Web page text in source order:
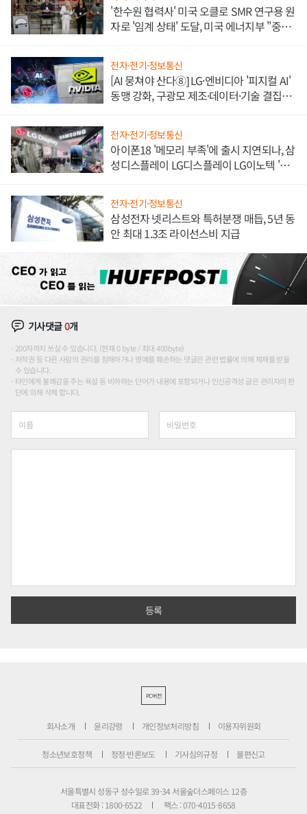
'한수원 협력사' 미국 오클로 SMR 연구용 원
자로 '임계 상태' 도달, 미국 에너지부 "중요
전자·전기·정보통신
[AI 뭉쳐야 산다⑧] LG·엔비디아 '피지컬 AI'
동맹 강화, 구광모 제조·데이터·기술 결집
전자·전기·정보통신
아이폰18 '메모리 부족'에 출시 지연되나, 삼
성디스플레이 LG디스플레이 LG이노텍 '탈
전자·전기·정보통신
삼성전자 넷리스트와 특허분쟁 매듭, 5년 동
안 최대 1.3조 라이선스비 지급
기사댓글0개
200자까지 쓰실 수 있습니다. (현재 0 byte / 최대 400byte)
저작권 등 다른 사람의 권리를 침해하거나 명예를 훼손하는 댓글은 관련 법률에 의해 제재를 받을
수 있습니다.
타인에게 불쾌감을 주는 욕설 등 비하하는 단어가 내용에 포함되거나 인신공격성 글은 관리자의 판
단에 의해 삭제 합니다.
PC버전
회사소개 윤리강령 개인정보처리방침 이용자위원회
청소년보호정책 정정·반론보도 기사심의규정 불편신고
서울특별시 성동구 성수일로 39-34 서울숲더스페이스 12층
대표전화 : 1800-6522
팩스 : 070-4015-8658